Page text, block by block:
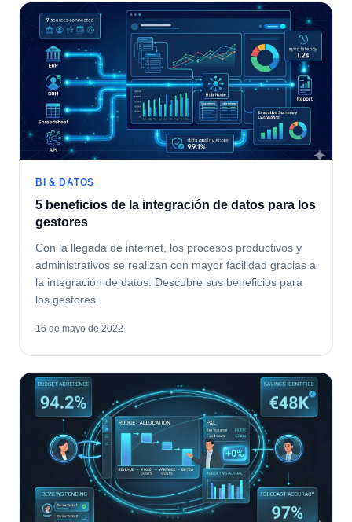
BI & DATOS
5 beneficios de la integración de datos para los
gestores
Con la llegada de internet, los procesos productivos y
administrativos se realizan con mayor facilidad gracias a
la integración de datos. Descubre sus beneficios para
los gestores.
16 de mayo de 2022